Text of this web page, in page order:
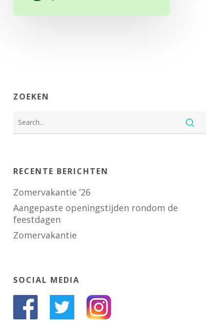
ZOEKEN
RECENTE BERICHTEN
Zomervakantie ’26
Aangepaste openingstijden rondom de
feestdagen
Zomervakantie
SOCIAL MEDIA